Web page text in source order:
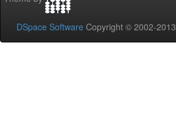
DSpace Software Copyright © 2002-2013